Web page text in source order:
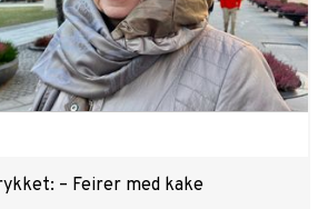
– Feirer med kake